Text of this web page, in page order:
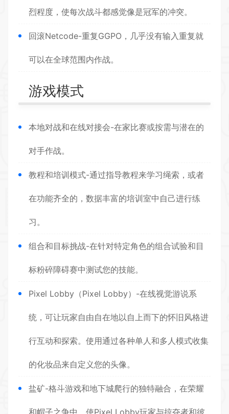
烈程度，使每次战斗都感觉像是冠军的冲突。
回滚Netcode-重复GGPO，几乎没有输入重复就
可以在全球范围内作战。
游戏模式
本地对战和在线对接会-在家比赛或按需与潜在的
对手作战。
教程和培训模式-通过指导教程来学习绳索，或者
在功能齐全的，数据丰富的培训室中自己进行练
习。
组合和目标挑战-在针对特定角色的组合试验和目
标粉碎障碍赛中测试您的技能。
Pixel Lobby（Pixel Lobby）-在线视觉游说系
统，可让玩家自由自在地以自上而下的怀旧风格进
行互动和探索。使用通过各种单人和多人模式收集
的化妆品来自定义您的头像。
盐矿-格斗游戏和地下城爬行的独特融合，在荣耀
和帽子之争中，使Pixel Lobby玩家与掠夺者和彼